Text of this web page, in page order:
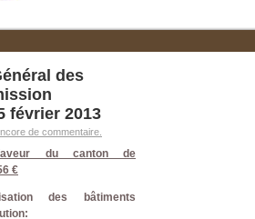
des
février 2013
de commentaire.
du canton de
€
des bâtiments